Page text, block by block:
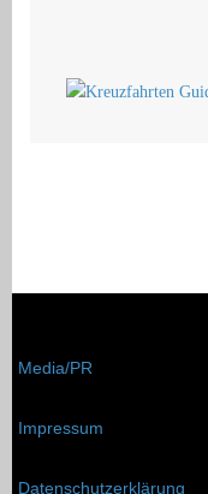
Media/PR
Impressum
Datenschutzerklärung